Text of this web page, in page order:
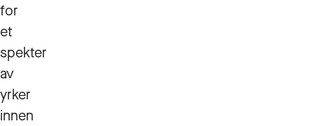
for
et
spekter
av
yrker
innen